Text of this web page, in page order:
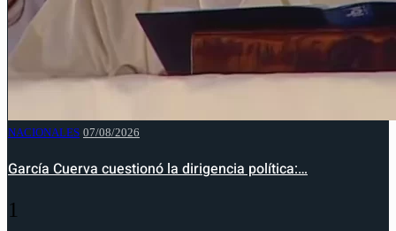
NACIONALES 07/08/2026
García Cuerva cuestionó la dirigencia política:…
1